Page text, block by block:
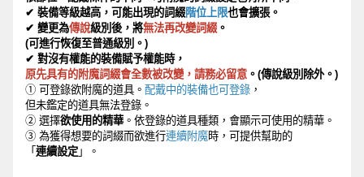
✔ 裝備等級越高，可能出現的詞綴階位上限也會擴張。
✔ 變更為傳說級別後，將無法再改變詞綴 。
(可進行恢復至普通級別。 )
✔ 對沒有權能的裝備賦予權能時，
原先具有的附魔詞綴會全數被改變，請務必留意 。 (傳說級別除外。 )
① 可登錄欲附魔的道具。 配戴中的裝備也可登錄 ，
但未鑑定的道具無法登錄。
② 選擇欲使用的精華。依登錄的道具種類，會顯示可使用的精華 。
③ 為獲得想要的詞綴而欲進行連續附魔時，可提供幫助的
「 連續設定 」。